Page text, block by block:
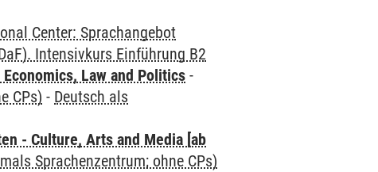
Center: Sprachangebot
Intensivkurs Einführung B2
Law and Politics -
CPs) - Deutsch als
- Culture, Arts and Media [ab
Sprachenzentrum; ohne CPs)